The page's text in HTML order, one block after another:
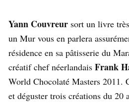
Yann Couvreur sort un livre
un Mur vous en parlera
résidence en sa pâtisserie du
créatif chef néerlandais Frank
World Chocolaté Masters 2011.
et déguster trois créations du 20